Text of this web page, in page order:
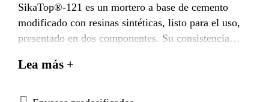
SikaTop®-121 es un mortero a base de cemento
modificado con resinas sintéticas, listo para el uso,
presentado en dos componentes. Su consistencia
de “enduído”, tanto sobre superficies horizontales
Lea más +